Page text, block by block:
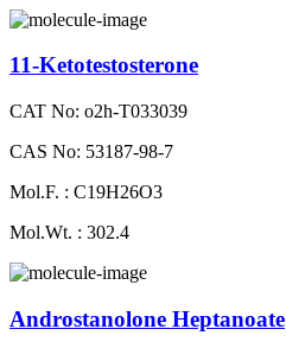
11-Ketotestosterone
CAT No: o2h-T033039
CAS No: 53187-98-7
Mol.F. : C19H26O3
Mol.Wt. : 302.4
Androstanolone Heptanoate